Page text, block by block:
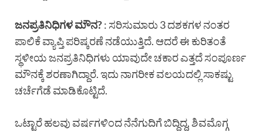
ಜನಪ್ರತಿನಿಧಿಗಳ ಮೌನ?: ಸರಿಸುಮಾರು 3 ದಶಕಗಳ ನಂತರ
ಪಾಲಿಕೆ ವ್ಯಾಪ್ತಿ ಪರಿಷ್ಕರಣೆ ನಡೆಯುತ್ತಿದೆ. ಆದರೆ ಈ ಕುರಿತಂತೆ
ಸ್ಥಳೀಯ ಜನಪ್ರತಿನಿಧಿಗಳು ಯಾವುದೇ ಚಕಾರ ಎತ್ತದೆ ಸಂಪೂರ್ಣ
ಮೌನಕ್ಕೆ ಶರಣಾಗಿದ್ದಾರೆ. ಇದು ನಾಗರೀಕ ವಲಯದಲ್ಲಿ ಸಾಕಷ್ಟು
ಚರ್ಚೆಗೆಡೆ ಮಾಡಿಕೊಟ್ಟಿದೆ.
ಒಟ್ಟಾರೆ ಹಲವು ವರ್ಷಗಳಿಂದ ನೆನೆಗುದಿಗೆ ಬಿದ್ದಿದ್ದ, ಶಿವಮೊಗ್ಗ